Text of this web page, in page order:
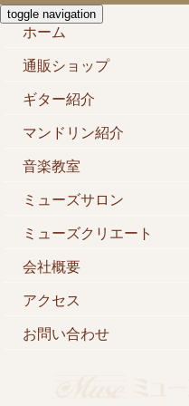
toggle navigation
ホーム
通販ショップ
ギター紹介
マンドリン紹介
音楽教室
ミューズサロン
ミューズクリエート
会社概要
アクセス
お問い合わせ